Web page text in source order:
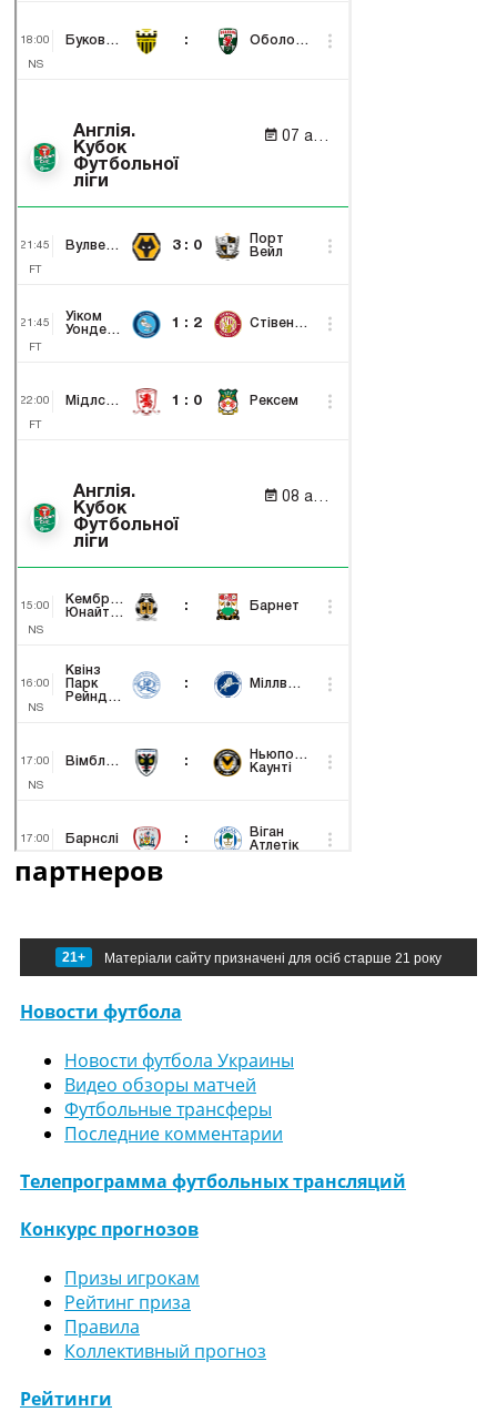
партнеров
21+ Матеріали сайту призначені для осіб старше 21 року
Новости футбола
Новости футбола Украины
Видео обзоры матчей
Футбольные трансферы
Последние комментарии
Телепрограмма футбольных трансляций
Конкурс прогнозов
Призы игрокам
Рейтинг приза
Правила
Коллективный прогноз
Рейтинги